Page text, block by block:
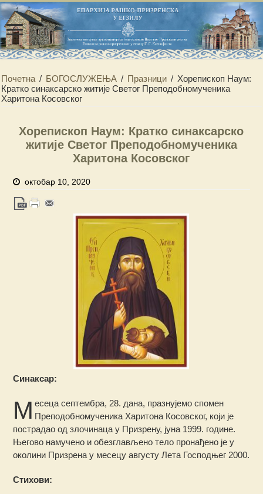
Почетна / БОГОСЛУЖЕЊА / Празници / Хорепископ Наум:
Кратко синаксарско житије Светог Преподобномученика
Харитона Косовског
Хорепископ Наум: Кратко синаксарско
житије Светог Преподобномученика
Харитона Косовског
октобар 10, 2020
Синаксар:
М есеца септембра, 28. дана, празнујемо спомен
Преподобномученика Харитона Косовског, који је
пострадао од злочинаца у Призрену, јуна 1999. године.
Његово намучено и обезглављено тело пронађено је у
околини Призрена у месецу августу Лета Господњег 2000.
Стихови: